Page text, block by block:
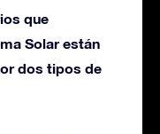
que
Solar están
dos tipos de